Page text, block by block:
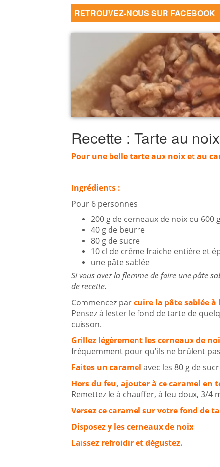
RETROUVEZ-NOUS SUR FACEBOOK
Recette : Tarte au
Pour une belle tarte aux noix et au
Ingrédients :
Pour 6 personnes
200 g de cerneaux de noix ou 600
40 g de beurre
80 g de sucre
10 cl de crême fraiche entière et
une pâte sablée
Si vous avez la flemme de faire une pâte
de recette.
Commencez parcuire la pâte sablée à
Pensez à lester le fond de tarte de
cuisson.
Grillez légèrement les cerneaux de
fréquemment pour qu'ils ne brûlent
Faites un caramel avec les 80 g de
Hors du feu, ajouter à ce caramel en
Remettez le à chauffer, à feu doux, 3/4
Versez ce caramel sur votre fond de
Disposez y les cerneaux de noix
Laissez refroidir et dégustez.